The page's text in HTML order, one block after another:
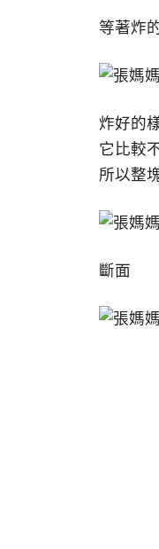
等著炸
炸好的
它比較
所以整
斷面